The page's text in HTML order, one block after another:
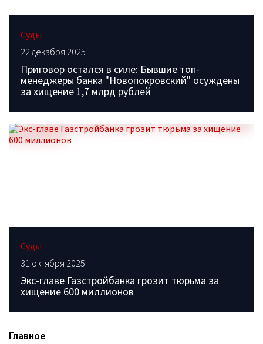
Суды
22 декабря 2025
Приговор остался в силе: Бывшие топ-
менеджеры банка "Новопокровский" осуждены
за хищение 1,7 млрд рублей
Суды
31 октября 2025
Экс-главе Газстройбанка грозит тюрьма за
хищение 600 миллионов
Главное